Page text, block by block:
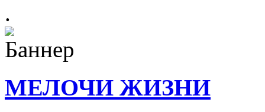
.
МЕЛОЧИ ЖИЗНИ